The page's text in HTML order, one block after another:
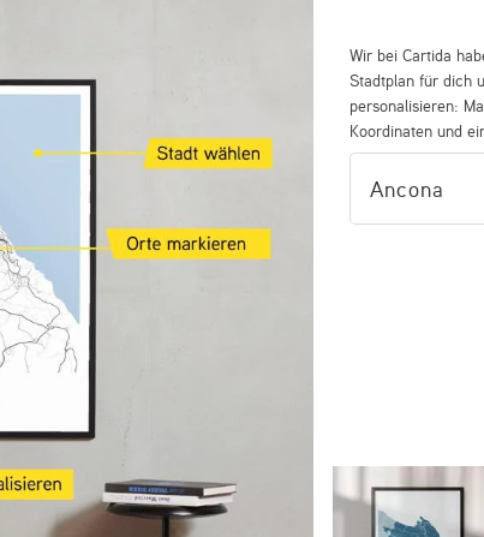
Wir bei Cartida
Stadtplan für dich
personalisieren:
Koordinaten und